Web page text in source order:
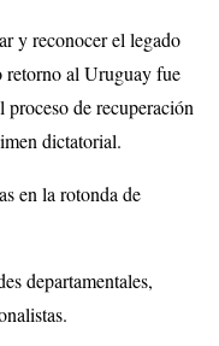
y reconocer el legado
retorno al Uruguay fue
de recuperación
dictatorial.
en la rotonda de
departamentales,